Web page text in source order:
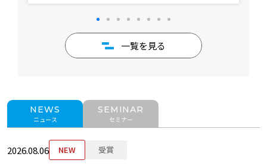
一覧を見る
NEWS
ニュース
SEMINAR
セミナー
2026.08.06 NEW 受賞